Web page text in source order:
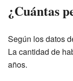
¿Cuántas
Según los datos
La cantidad de
años.